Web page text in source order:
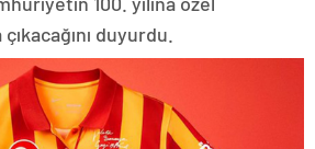
duyurdu.